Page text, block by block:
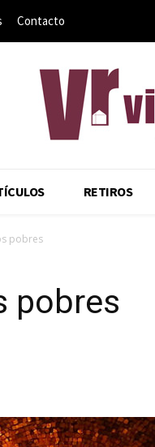
Contacto
RETIROS
pobres
pobres